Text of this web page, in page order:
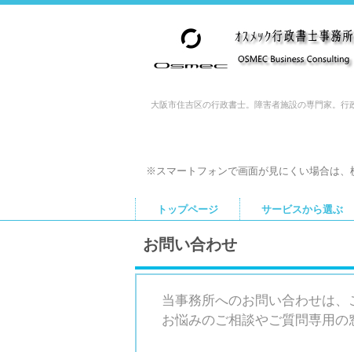
大阪市住吉区の行政書士。障害者施設の専門家。行
※スマートフォンで画面が見にくい場合は、
トップページ サービスから選ぶ
お問い合わせ
当事務所へのお問い合わせは、
お悩みのご相談やご質問専用の